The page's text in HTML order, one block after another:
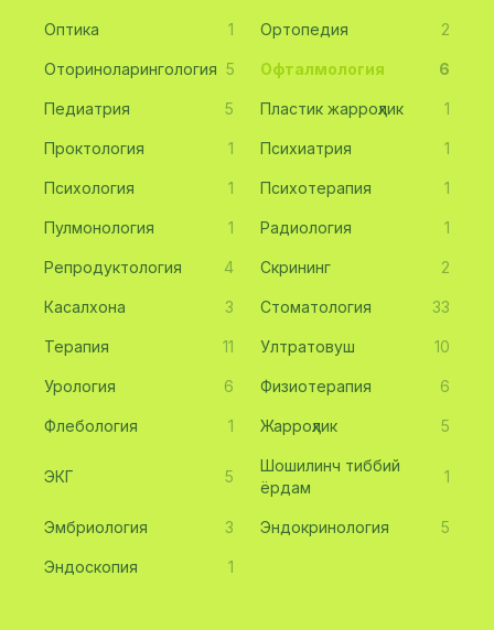
Оптика 1 Ортопедия 2
Оториноларингология 5 Офталмология 6
Педиатрия 5 Пластик жарроҳлик 1
Проктология 1 Психиатрия 1
Психология 1 Психотерапия 1
Пулмонология 1 Радиология 1
Репродуктология 4 Скрининг 2
Касалхона 3 Стоматология 33
Терапия 11 Ултратовуш 10
Урология 6 Физиотерапия 6
Флебология 1 Жарроҳлик 5
ЭКГ 5
Шошилинч тиббий
ёрдам
1
Эмбриология 3 Эндокринология 5
Эндоскопия 1